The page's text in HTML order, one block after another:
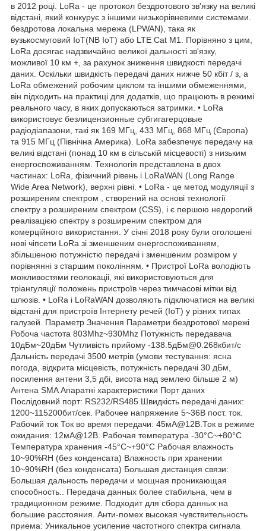
в 2012 році. LoRa - це протокол бездротового зв'язку на великі
відстані, який конкурує з іншими низькорівневими системами.
бездротова локальна мережа (LPWAN), така як
вузькосмуговий IoT(NB IoT) або LTE Cat M1. Порівняно з цим,
LoRa досягає надзвичайно великої дальності зв'язку,
можливої 10 км +, за рахунок зниження швидкості передачі
даних. Оскільки швидкість передачі даних нижче 50 кбіт / з, а
LoRa обмежений робочим циклом та іншими обмеженнями,
він підходить на практиці для додатків, що працюють в режимі
реального часу, в яких допускаються затримки. • LoRa
використовує безлицензионные субгигагерцовые
радіодіапазони, такі як 169 МГц, 433 МГц, 868 МГц (Європа)
та 915 МГц (Північна Америка). LoRa забезпечує передачу на
великі відстані (понад 10 км в сільській місцевості) з низьким
енергоспоживанням. Технологія представлена в двох
частинах: LoRa, фізичний рівень і LoRaWAN (Long Range
Wide Area Network), верхні рівні. • LoRa - це метод модуляції з
розширеним спектром , створений на основі технології
спектру з розширеним спектром (CSS), і є першою недорогий
реалізацією спектру з розширеним спектром для
комерційного використання. У січні 2018 року були оголошені
нові чіпсети LoRa зі зменшеним енергоспоживанням,
збільшеною потужністю передачі і зменшеним розміром у
порівнянні з старшим поколінням. • Пристрої LoRa володіють
можливостями геолокаціі, які використовуються для
тріангуляції положень пристроїв через тимчасові мітки від
шлюзів. • LoRa і LoRaWAN дозволяють підключатися на великі
відстані для пристроїв Інтернету речей (IoT) у різних типах
галузей. Параметр Значення Параметри бездротової мережі
Робоча частота 803Mhz~930Mhz Потужність передавача
10дБм~20дБм Чутливість прийому -138.5дБм@0.268кбит/с
Дальність передачі 3500 метрів (умови тестування: ясна
погода, відкрита місцевість, потужність передачі 30 дБм,
посилення антени 3,5 дбі, висота над землею більше 2 м)
Антена SMA Апаратні характеристики Порт даних
Послідовний порт: RS232/RS485.Швидкість передачі даних:
1200~115200бит/сек. Рабочее напряжение 5~36В пост. ток.
Рабочий ток Ток во время передачи: 45мА@12В.Ток в режиме
ожидания: 12мА@12В. Рабочая температура -30°C~+80°C
Температура хранения -45°C~+90°C Рабочая влажность
10~90%RH (без конденсата) Влажность при хранении
10~90%RH (без конденсата) Большая дистанция связи:
Большая дальность передачи и мощная проникающая
способность.. Передача данных более стабильна, чем в
традиционном режиме. Подходит для сбора данных на
большие расстояния. Анти-помех высокая чувствительность
приема: Уникальное усиление частотного спектра сигнала